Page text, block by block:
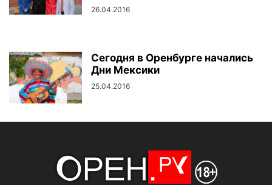
26.04.2016
Сегодня в Оренбурге начались
Дни Мексики
25.04.2016